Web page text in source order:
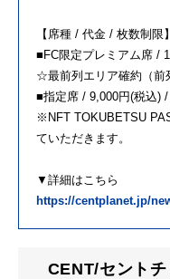
【席種 / 代金 / 枚数制限】
■FC限定プレミアム席 /
☆最前列エリア確約（前
■指定席 / 9,000円(税込)
※NFT TOKUBETSU
ていただきます。
▼詳細はこちら
https://centplanet.jp/
CENT/セント